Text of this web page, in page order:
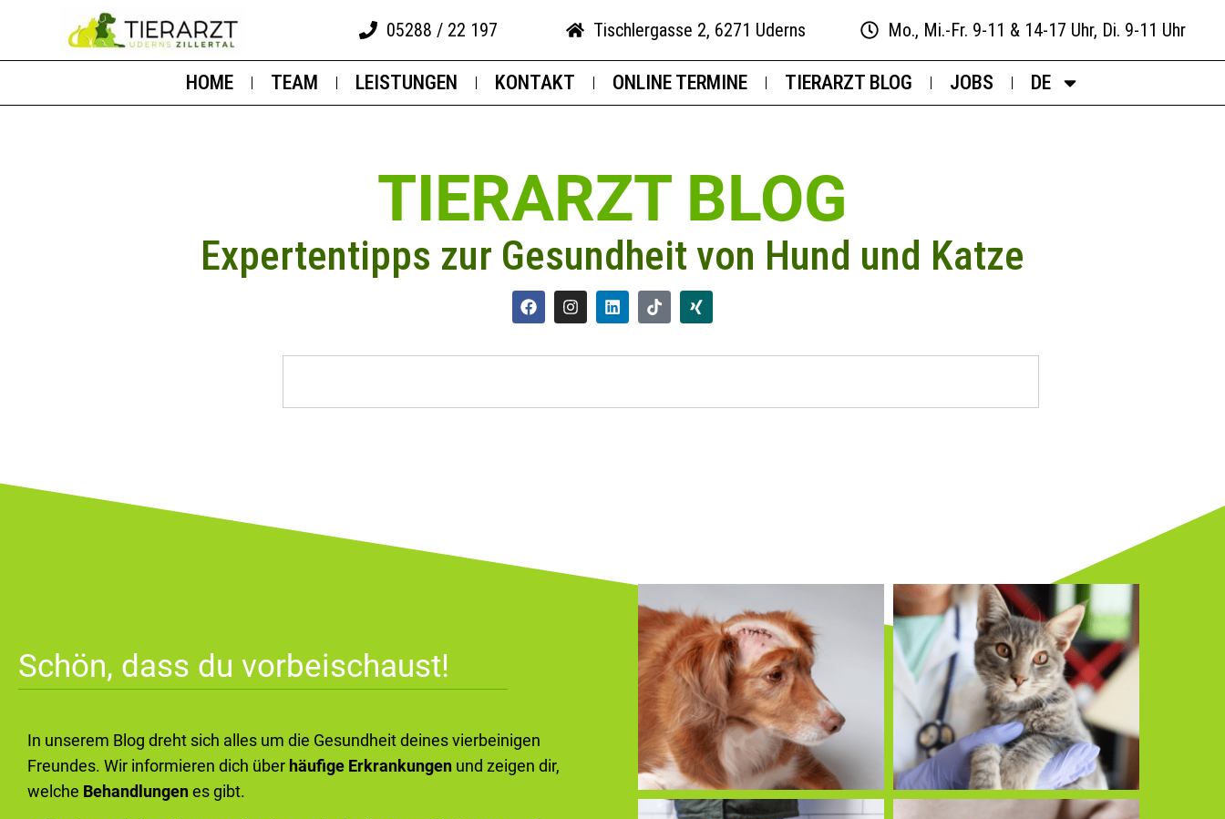
05288 / 22 197 Tischlergasse 2, 6271 Uderns Mo., Mi.-Fr. 9-11 & 14-17 Uhr, Di. 9-11 Uhr
HOME TEAM LEISTUNGEN KONTAKT ONLINE TERMINE TIERARZT BLOG JOBS DE
TIERARZT BLOG
Expertentipps zur Gesundheit von Hund und Katze
Schön, dass du vorbeischaust!
In unserem Blog dreht sich alles um die Gesundheit deines vierbeinigen
Freundes. Wir informieren dich über häufige Erkrankungen und zeigen dir,
welche Behandlungenes gibt.